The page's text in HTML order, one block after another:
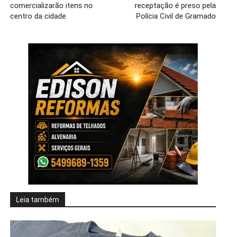
comercializarão itens no
centro da cidade
receptação é preso pela
Polícia Civil de Gramado
Leia também